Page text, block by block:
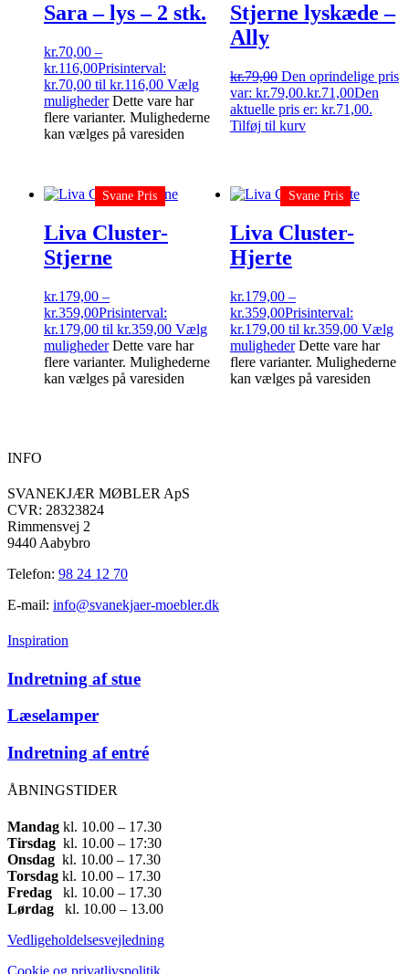
Sara – lys – 2 stk.
kr.70,00 –
kr.116,00Prisinterval:
kr.70,00 til kr.116,00 Vælg
muligheder Dette vare har
flere varianter. Mulighederne
kan vælges på varesiden
Stjerne lyskæde –
Ally
kr.79,00 Den oprindelige pris
var: kr.79,00.kr.71,00Den
aktuelle pris er: kr.71,00.
Tilføj til kurv
Svane Pris
Liva Cluster-
Stjerne
kr.179,00 –
kr.359,00Prisinterval:
kr.179,00 til kr.359,00 Vælg
muligheder Dette vare har
flere varianter. Mulighederne
kan vælges på varesiden
Svane Pris
Liva Cluster-
Hjerte
kr.179,00 –
kr.359,00Prisinterval:
kr.179,00 til kr.359,00 Vælg
muligheder Dette vare har
flere varianter. Mulighederne
kan vælges på varesiden
INFO
SVANEKJÆR MØBLER ApS
CVR: 28323824
Rimmensvej 2
9440 Aabybro
Telefon: 98 24 12 70
E-mail: info@svanekjaer-moebler.dk
Inspiration
Indretning af stue
Læselamper
Indretning af entré
ÅBNINGSTIDER
Mandag ​ kl. 10.00 – 17.30​
Tirsdag ​ kl. 10.00 – 17:30​
Onsdag ​ kl. 10.00 – 17.30​
Torsdag ​ kl. 10.00 – 17.30​
Fredag ​ kl. 10.00 – 17.30​
Lørdag ​ kl. 10.00 – 13.00
Vedligeholdelsesvejledning
Cookie og privatlivspolitik